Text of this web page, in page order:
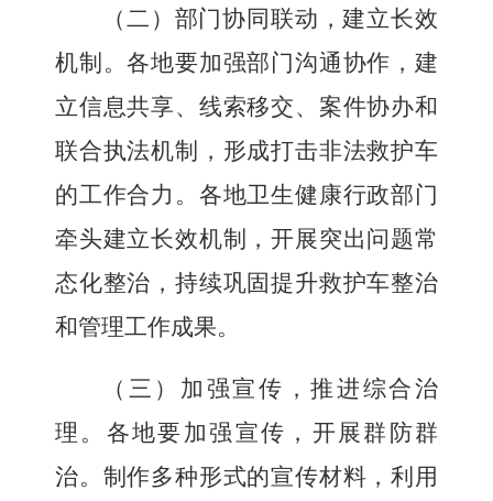
（二）部门协同联动，建立长效
机制。各地要加强部门沟通协作，建
立信息共享、线索移交、案件协办和
联合执法机制，形成打击非法救护车
的工作合力。各地卫生健康行政部门
牵头建立长效机制，开展突出问题常
态化整治，持续巩固提升救护车整治
和管理工作成果。
（三）加强宣传，推进综合治
理。 各地要加强宣传，开展群防群
治。制作多种形式的宣传材料，利用